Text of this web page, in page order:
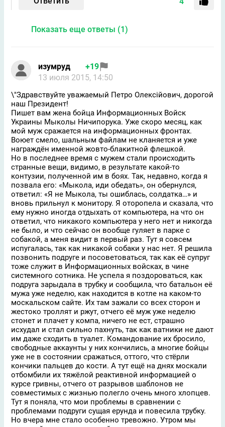
Показать еще ответы (1)
изумруд
+19
13 июля 2015, 14:50
\"Здравствуйте уважаемый Петро Олексійович, дорогой
наш Президент!
Пишет вам жена бойца Информационных Войск
Украины Мыколы Ничипорука. Уже скоро месяц, как
мой муж сражается на информационных фронтах.
Воюет смело, шальным файлам не кланяется и уже
награждён именной жовто-блакитной флешкой.
Но в последнее время с мужем стали происходить
странные вещи, видимо, в результате какой-то
контузии, полученной им в боях. Так, недавно, когда я
позвала его: «Мыкола, иди обедать», он обернулся,
ответил: «Я не Мыкола, ты ошиблась, солдатка…» и
вновь прильнул к монитору. Я оторопела и сказала, что
ему нужно иногда отдыхать от компьютера, на что он
ответил, что никакого компьютера у него нет и никогда
не было, и что сейчас он вообще гуляет в парке с
собакой, а меня видит в первый раз. Тут я совсем
испугалась, так как никакой собаки у нас нет. Я решила
позвонить подруге и посоветоваться, так как её супруг
тоже служит в Информационных войсках, в чине
системного сотника. Не успела я поздороваться, как
подруга зарыдала в трубку и сообщила, что батальон её
мужа уже неделю, как находится в котле на каком-то
москальском сайте. Их там зажали со всех сторон и
жестоко троллят и ржут, отчего её муж уже неделю
стонет и плачет у компа, ничего не ест, страшно
исхудал и стал сильно пахнуть, так как ватники не дают
им даже сходить в туалет. Командование их бросило,
свободные аккаунты у них кончились, а многие бойцы
уже не в состоянии сражаться, оттого, что стёрли
кончики пальцев до кости. А тут ещё на днях москали
отбомбили их тяжёлой реактивной информацией о
курсе гривны, отчего от разрывов шаблонов не
совместимых с жизнью полегло очень много хлопцев.
Тут я поняла, что мои проблемы в сравнении с
проблемами подруги сущая ерунда и повесила трубку.
Но вчера мне стало особенно тревожно. Утром мы